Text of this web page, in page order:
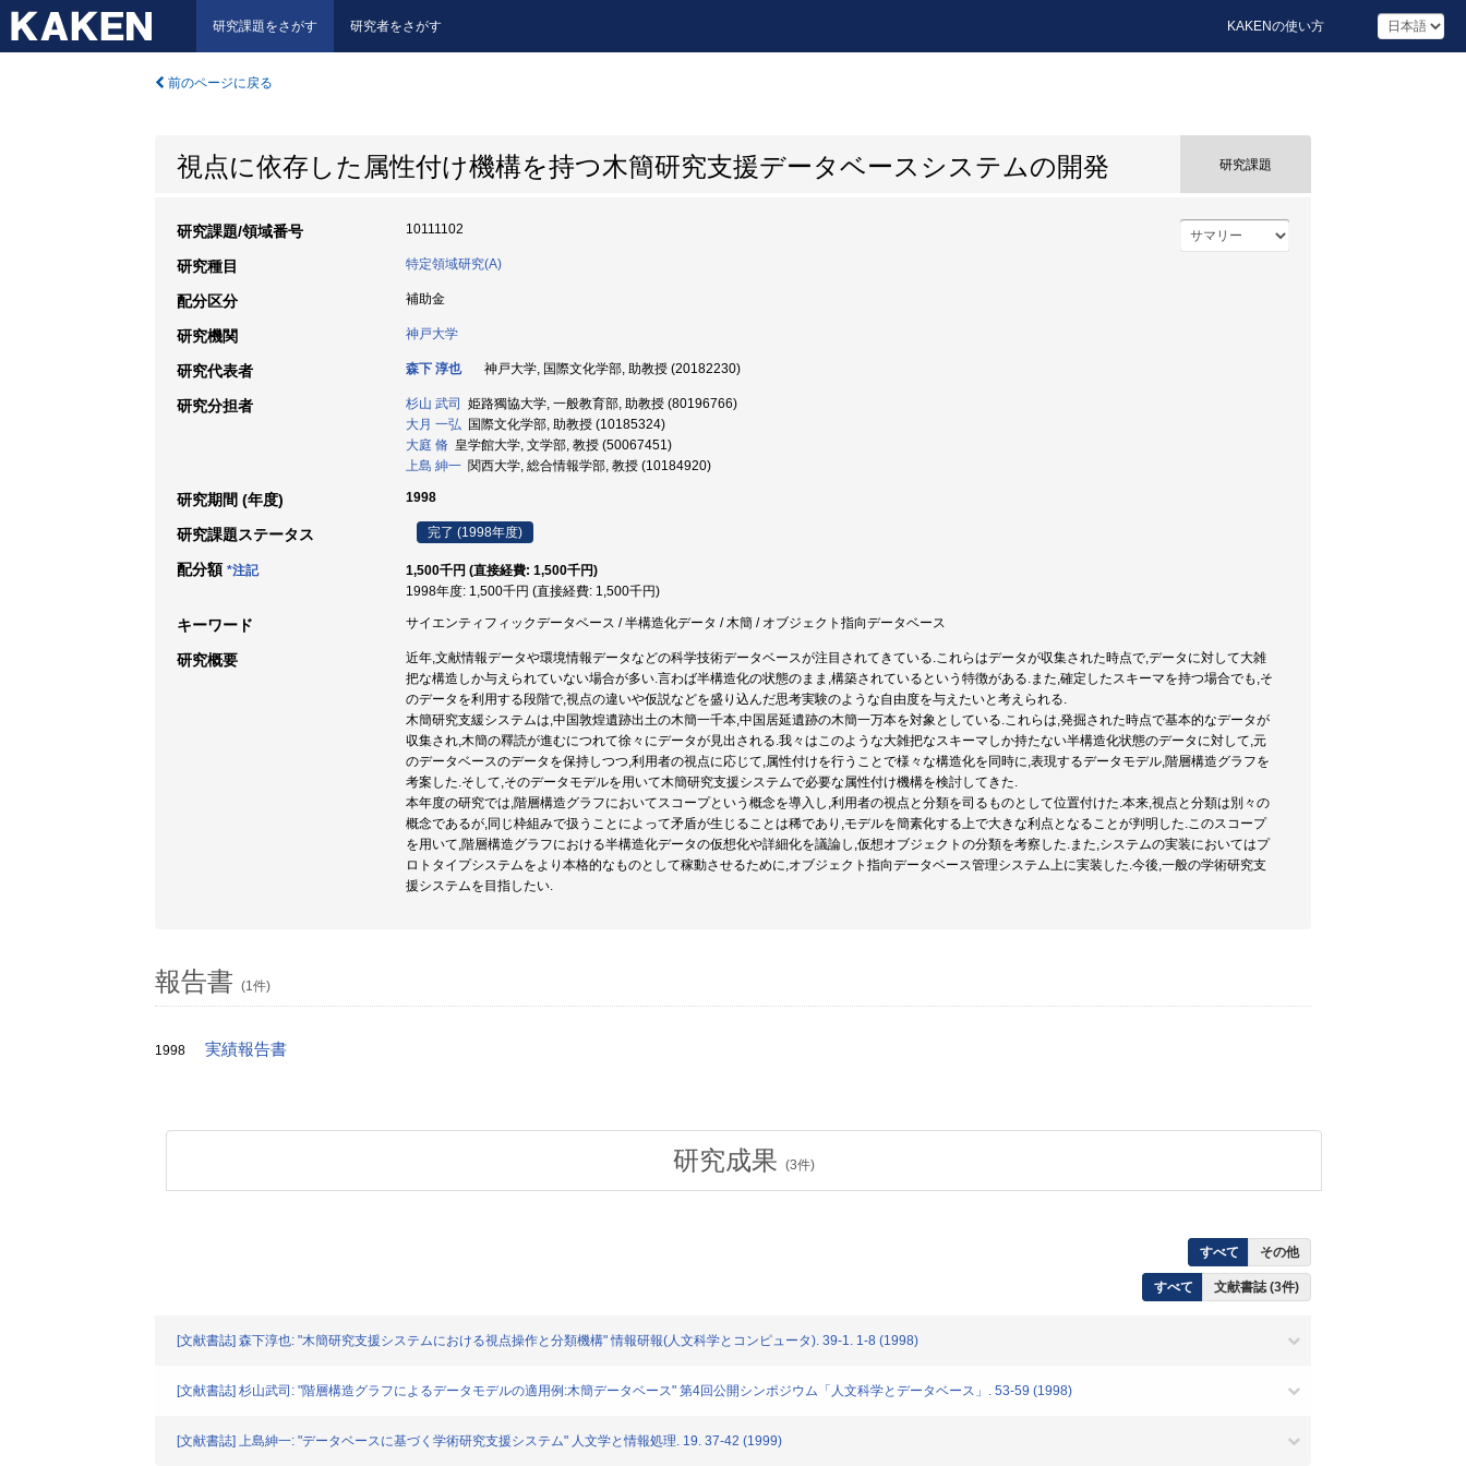
研究課題をさがす 研究者をさがす KAKENの使い方
前のページに戻る
視点に依存した属性付け機構を持つ木簡研究支援データベースシステムの開発 研究課題
研究課題/領域番号 10111102
研究種目 特定領域研究(A)
配分区分 補助金
研究機関 神戸大学
研究代表者 森下 淳也 神戸大学, 国際文化学部, 助教授 (20182230)
研究分担者 杉山 武司
姫路獨協大学, 一般教育部, 助教授 (80196766)
大月 一弘 国際文化学部, 助教授 (10185324)
大庭 脩 皇学館大学, 文学部, 教授 (50067451)
上島 紳一 関西大学, 総合情報学部, 教授 (10184920)
研究期間 (年度) 1998
研究課題ステータス 完了 (1998年度)
配分額 *注記
1,500千円 (直接経費: 1,500千円)
1998年度: 1,500千円 (直接経費: 1,500千円)
キーワード サイエンティフィックデータベース / 半構造化データ / 木簡 / オブジェクト指向データベース
研究概要
近年,文献情報データや環境情報データなどの科学技術データベースが注目されてきている.これらはデータが収集された時点で,データに対して大雑
把な構造しか与えられていない場合が多い.言わば半構造化の状態のまま,構築されているという特徴がある.また,確定したスキーマを持つ場合でも,そ
のデータを利用する段階で,視点の違いや仮説などを盛り込んだ思考実験のような自由度を与えたいと考えられる.
木簡研究支緩システムは,中国敦煌遺跡出土の木簡一千本,中国居延遺跡の木簡一万本を対象としている.これらは,発掘された時点で基本的なデータが
収集され,木簡の釋読が進むにつれて徐々にデータが見出される.我々はこのような大雑把なスキーマしか持たない半構造化状態のデータに対して,元
のデータベースのデータを保持しつつ,利用者の視点に応じて,属性付けを行うことで様々な構造化を同時に,表現するデータモデル,階層構造グラフを
考案した.そして,そのデータモデルを用いて木簡研究支援システムで必要な属性付け機構を検討してきた.
本年度の研究では,階層構造グラフにおいてスコープという概念を導入し,利用者の視点と分類を司るものとして位置付けた.本来,視点と分類は別々の
概念であるが,同じ枠組みで扱うことによって矛盾が生じることは稀であり,モデルを簡素化する上で大きな利点となることが判明した.このスコープ
を用いて,階層構造グラフにおける半構造化データの仮想化や詳細化を議論し,仮想オブジェクトの分類を考察した.また,システムの実装においてはプ
ロトタイプシステムをより本格的なものとして稼動させるために,オブジェクト指向データベース管理システム上に実装した.今後,一般の学術研究支
援システムを目指したい.
報告書 (1件)
1998 実績報告書
研究成果 (3件)
すべて その他
すべて 文献書誌 (3件)
[文献書誌] 森下淳也: "木簡研究支援システムにおける視点操作と分類機構" 情報研報(人文科学とコンピュータ). 39-1. 1-8 (1998)
[文献書誌] 杉山武司: "階層構造グラフによるデータモデルの適用例:木簡データベース" 第4回公開シンポジウム「人文科学とデータベース」. 53-59 (1998)
[文献書誌] 上島紳一: "データベースに基づく学術研究支援システム" 人文学と情報処理. 19. 37-42 (1999)